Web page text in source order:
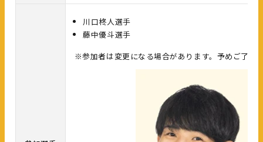
川口柊人選手
藤中優斗選手
※参加者は変更になる場合があります。予めご了承